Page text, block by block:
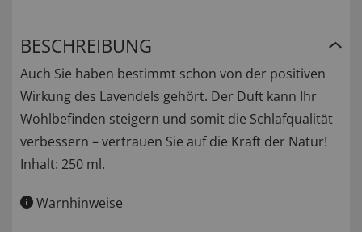
BESCHREIBUNG
Auch Sie haben bestimmt schon von der positiven
Wirkung des Lavendels gehört. Der Duft kann Ihr
Wohlbefinden steigern und somit die Schlafqualität
verbessern – vertrauen Sie auf die Kraft der Natur!
Inhalt: 250 ml.
Warnhinweise